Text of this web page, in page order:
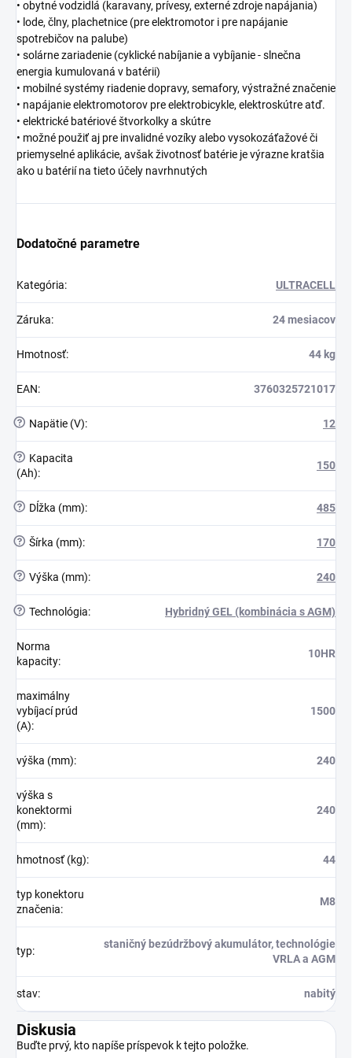
• obytné vodzidlá (karavany, prívesy, externé zdroje napájania)
• lode, člny, plachetnice (pre elektromotor i pre napájanie
spotrebičov na palube)
• solárne zariadenie (cyklické nabíjanie a vybíjanie - slnečna
energia kumulovaná v batérii)
• mobilné systémy riadenie dopravy, semafory, výstražné značenie
• napájanie elektromotorov pre elektrobicykle, elektroskútre atď.
• elektrické batériové štvorkolky a skútre
• možné použiť aj pre invalidné vozíky alebo vysokozáťažové či
priemyselné aplikácie, avšak životnosť batérie je výrazne kratšia
ako u batérií na tieto účely navrhnutých
Dodatočné parametre
Kategória: ULTRACELL
Záruka: 24 mesiacov
Hmotnosť: 44 kg
EAN: 3760325721017
? Napätie (V): 12
?
Kapacita
(Ah):
150
? Dĺžka (mm): 485
? Šírka (mm): 170
? Výška (mm): 240
? Technológia: Hybridný GEL (kombinácia s AGM)
Norma
kapacity:
10HR
maximálny
vybíjací prúd
(A):
1500
výška (mm): 240
výška s
konektormi
(mm):
240
hmotnosť (kg): 44
typ konektoru
značenia:
M8
typ:
staničný bezúdržbový akumulátor, technológie
VRLA a AGM
stav: nabitý
Diskusia
Buďte prvý, kto napíše príspevok k tejto položke.